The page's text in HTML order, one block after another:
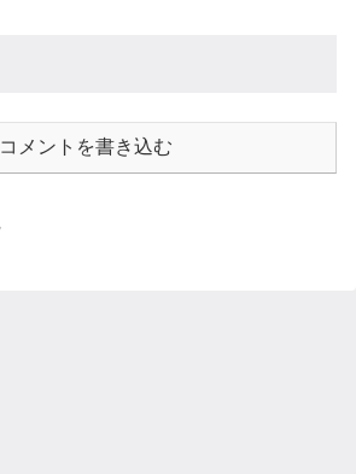
コメントを書き込む